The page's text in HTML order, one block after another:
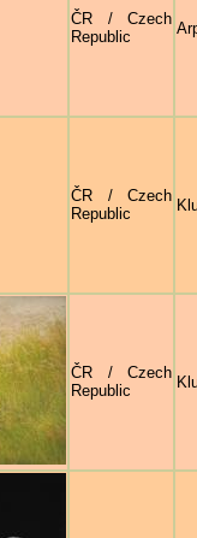
ČR / Czech
Republic
ČR / Czech
Republic
ČR / Czech
Republic